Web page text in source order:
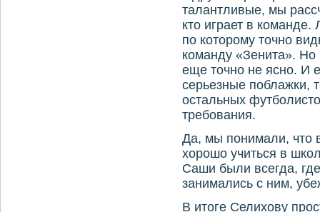
талантливые, мы
кто играет в
по которому точно
команду «Зенита». Но
еще точно не ясно. И
серьезные поблажки,
остальных
требования.
Да, мы понимали, что
хорошо учиться в
Саши были всегда,
занимались с ним,
В итоге Селихову